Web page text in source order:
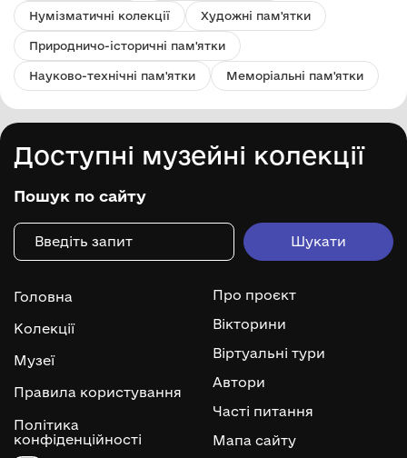
Нумізматичні колекції Художні пам'ятки
Природничо-історичні пам'ятки
Науково-технічні пам'ятки Меморіальні пам'ятки
Доступні музейні колекції
Пошук по сайту
Головна
Колекції
Музеї
Правила користування
Політика
конфіденційності
Про проєкт
Вікторини
Віртуальні тури
Автори
Часті питання
Мапа сайту